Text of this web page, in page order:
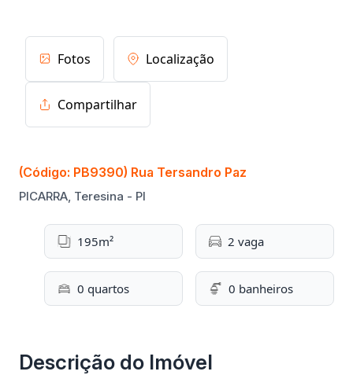
Fotos Localização
Compartilhar
(Código: PB9390) Rua Tersandro Paz
PICARRA, Teresina - PI
195m² 2 vaga
0 quartos 0 banheiros
Descrição do Imóvel